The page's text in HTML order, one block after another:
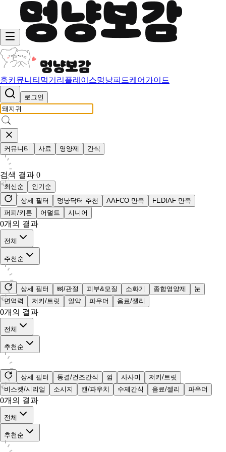
홈커뮤니티 먹거리 플레이스멍냥피드케어가이드
로그인
커뮤니티 사료 영양제 간식
검색 결과 0
최신순
인기순
상세 필터
멍냥닥터 추천 AAFCO 만족
FEDIAF 만족
퍼피/키튼
어덜트 시니어
0개의 결과
전체
추천순
상세 필터 뼈/관절 피부&모질 소화기 종합영양제
눈
면역력
저키/트릿 알약 파우더 음료/젤리
0개의 결과
전체
추천순
상세 필터 동결/건조간식 껌 사사미
저키/트릿
비스켓/시리얼
소시지 캔/파우치 수제간식 음료/젤리 파우더
0개의 결과
전체
추천순